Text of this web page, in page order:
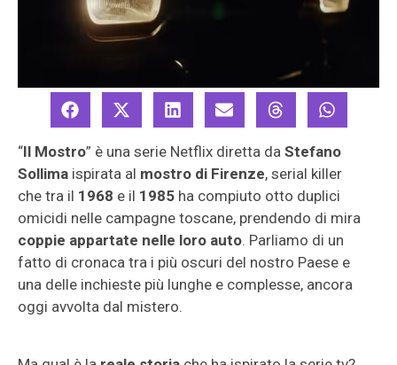
“Il Mostro” è una serie Netflix diretta da Stefano
Sollima ispirata al mostro di Firenze, serial killer
che tra il 1968 e il 1985 ha compiuto otto duplici
omicidi nelle campagne toscane, prendendo di mira
coppie appartate nelle loro auto. Parliamo di un
fatto di cronaca tra i più oscuri del nostro Paese e
una delle inchieste più lunghe e complesse, ancora
oggi avvolta dal mistero.